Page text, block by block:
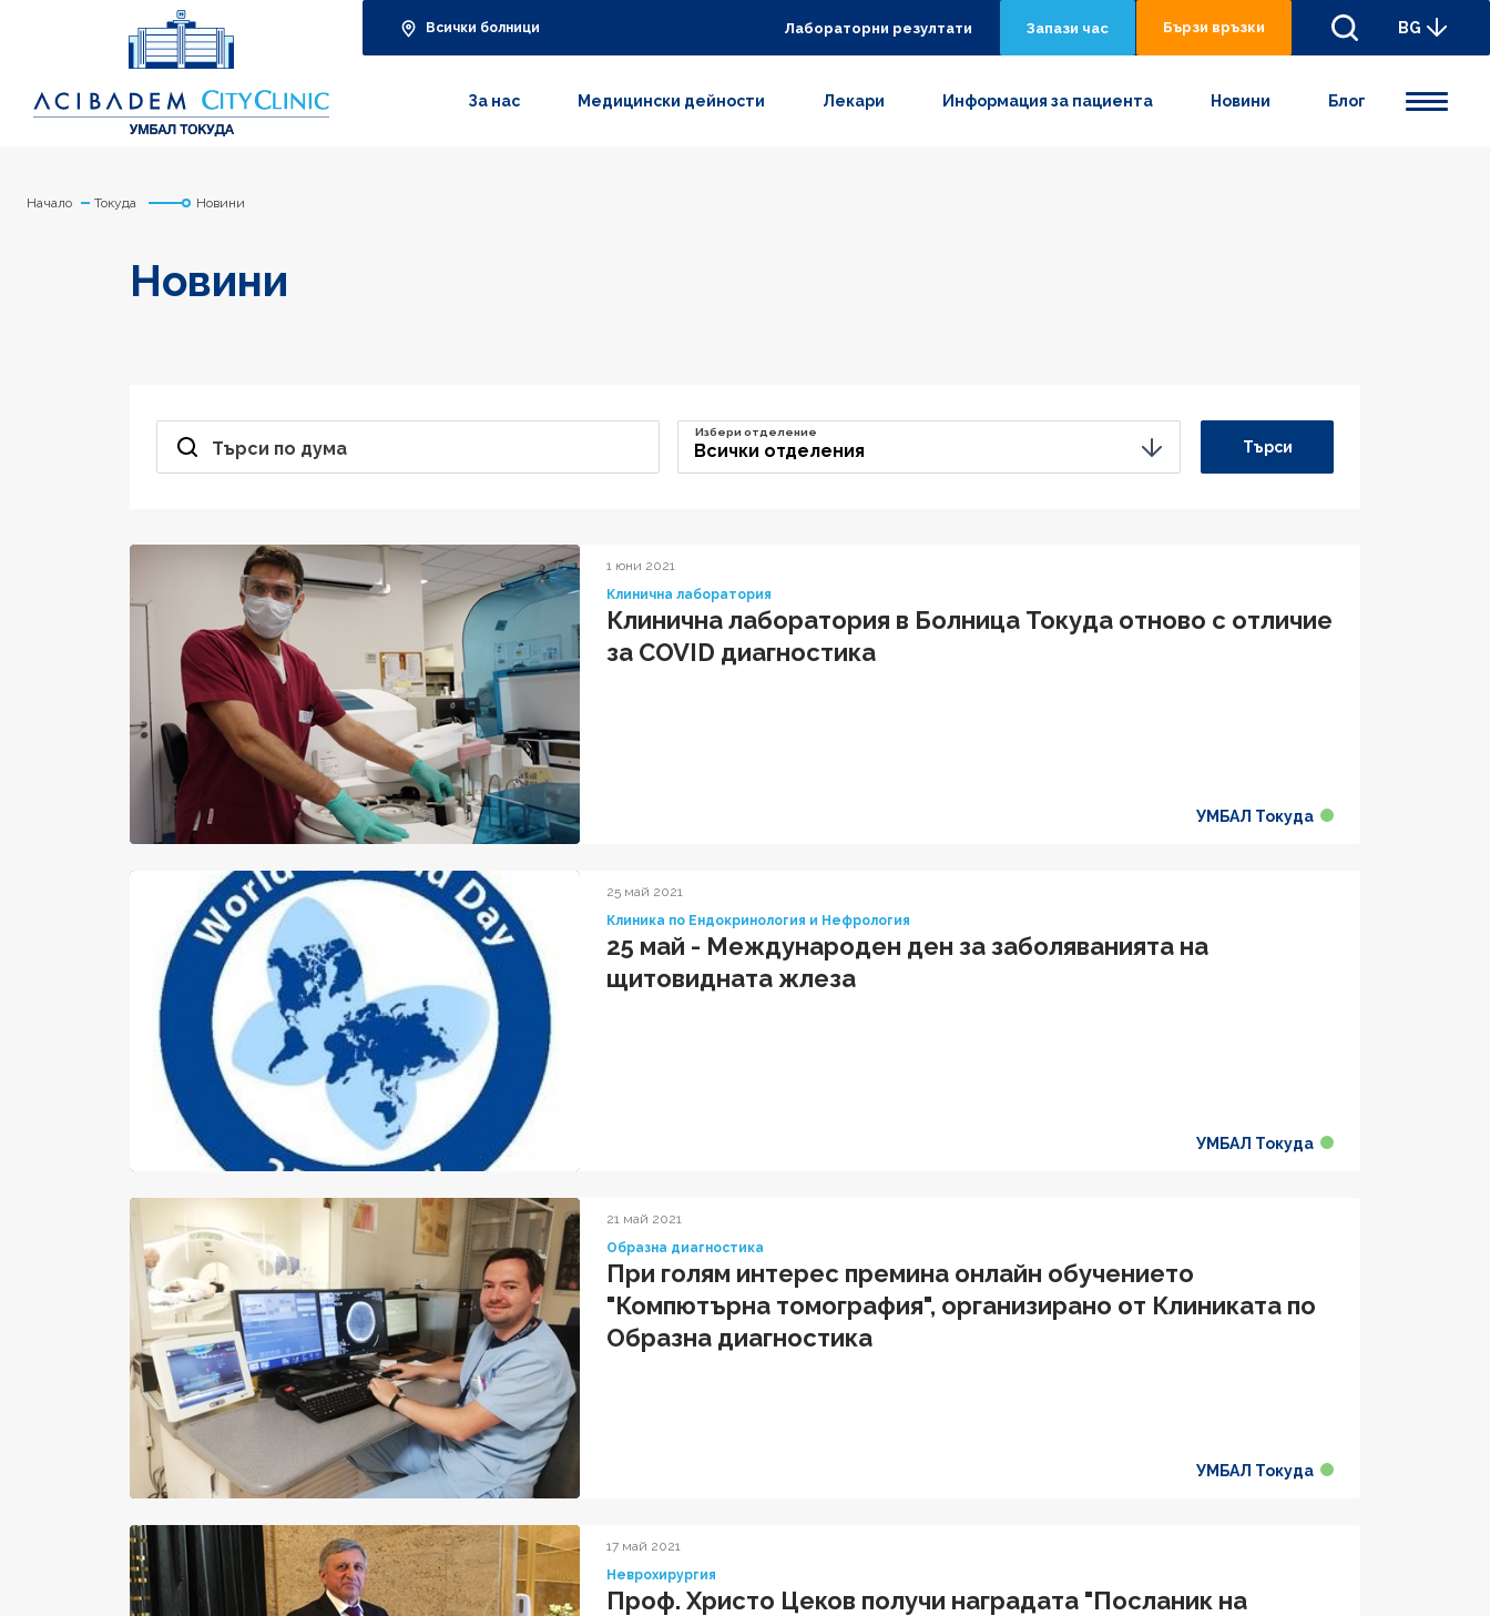
Всички болници Лабораторни резултати Запази час Бързи връзки BG
За нас Медицински дейности Лекари Информация за пациента Новини Блог
Начало Токуда Новини
Новини
Търси по дума Всички отделения
Избери отделение
Търси
1 юни 2021
Клинична лаборатория
Клинична лаборатория в Болница Токуда отново с отличие
за COVID диагностика
УМБАЛ Токуда
25 май 2021
Клиника по Ендокринология и Нефрология
25 май - Международен ден за заболяванията на
щитовидната жлеза
УМБАЛ Токуда
21 май 2021
Образна диагностика
При голям интерес премина онлайн обучението
"Компютърна томография", организирано от Клиниката по
Образна диагностика
УМБАЛ Токуда
17 май 2021
Неврохирургия
Проф. Христо Цеков получи наградата "Посланик на